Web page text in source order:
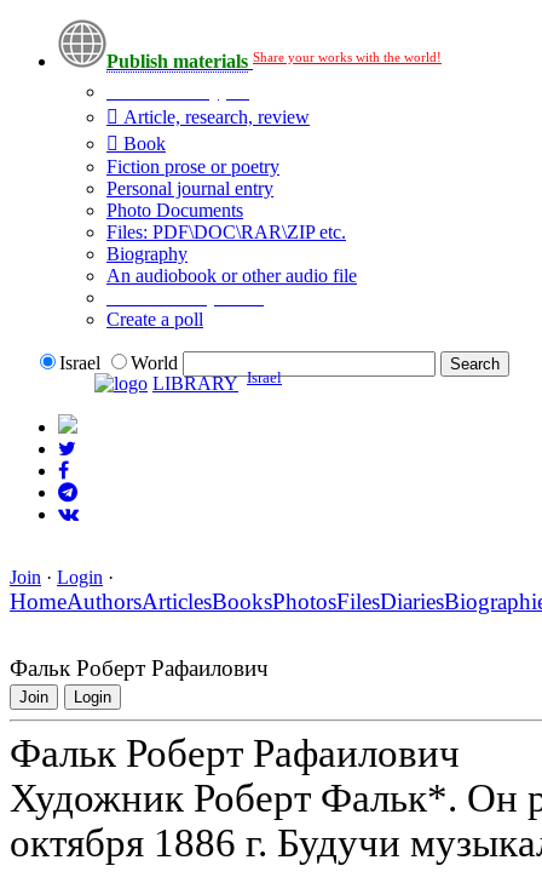
Publish materials Share your works with the world!
Article, research, review
Book
Fiction prose or poetry
Personal journal entry
Photo Documents
Files: PDF\DOC\RAR\ZIP etc.
Biography
An audiobook or other audio file
Create a poll
Israel
World
LIBRARY Israel
Join · Login ·
HomeAuthorsArticlesBooksPhotosFilesDiaries
Фальк Роберт Рафаилович
Join Login
Фальк Роберт Рафаилович
Художник Роберт Фальк*. Он
октября 1886 г. Будучи